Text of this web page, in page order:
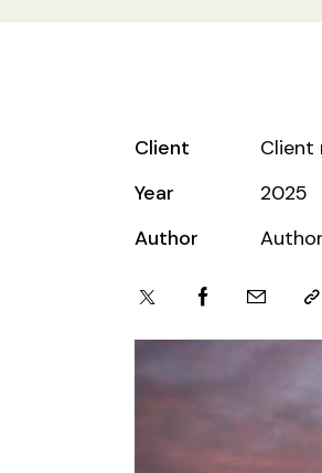
Client
Client
Year
2025
Author